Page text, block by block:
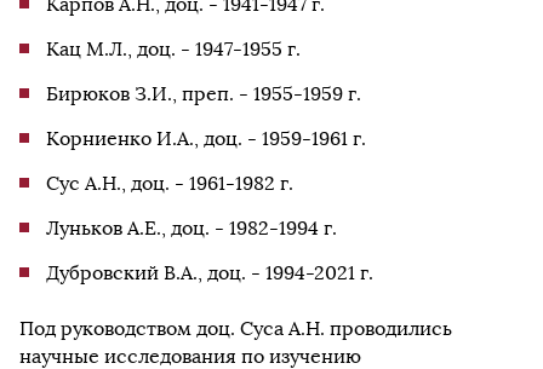
Кац М.Л., доц. - 1947-1955 г.
Бирюков З.И., преп. - 1955-1959 г.
Корниенко И.А., доц. - 1959-1961 г.
Сус А.Н., доц. - 1961-1982 г.
Луньков А.Е., доц. - 1982-1994 г.
Дубровский В.А., доц. - 1994-2021 г.
Под руководством доц. Суса А.Н. проводились
научные исследования по изучению